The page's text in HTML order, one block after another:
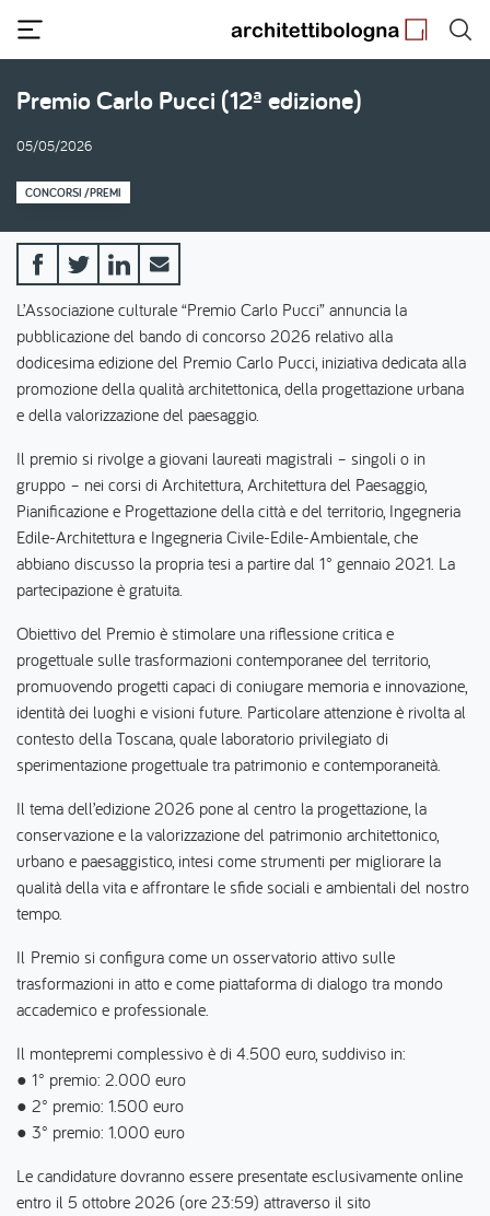
contenuto
principale
Premio Carlo Pucci (12ª edizione)
05/05/2026
CONCORSI /PREMI
L’Associazione culturale “Premio Carlo Pucci” annuncia la
pubblicazione del bando di concorso 2026 relativo alla
dodicesima edizione del Premio Carlo Pucci, iniziativa dedicata alla
promozione della qualità architettonica, della progettazione urbana
e della valorizzazione del paesaggio.
Il premio si rivolge a giovani laureati magistrali – singoli o in
gruppo – nei corsi di Architettura, Architettura del Paesaggio,
Pianificazione e Progettazione della città e del territorio, Ingegneria
Edile-Architettura e Ingegneria Civile-Edile-Ambientale, che
abbiano discusso la propria tesi a partire dal 1° gennaio 2021. La
partecipazione è gratuita.
Obiettivo del Premio è stimolare una riflessione critica e
progettuale sulle trasformazioni contemporanee del territorio,
promuovendo progetti capaci di coniugare memoria e innovazione,
identità dei luoghi e visioni future. Particolare attenzione è rivolta al
contesto della Toscana, quale laboratorio privilegiato di
sperimentazione progettuale tra patrimonio e contemporaneità.
Il tema dell’edizione 2026 pone al centro la progettazione, la
conservazione e la valorizzazione del patrimonio architettonico,
urbano e paesaggistico, intesi come strumenti per migliorare la
qualità della vita e affrontare le sfide sociali e ambientali del nostro
tempo.
Il Premio si configura come un osservatorio attivo sulle
trasformazioni in atto e come piattaforma di dialogo tra mondo
accademico e professionale.
Il montepremi complessivo è di 4.500 euro, suddiviso in:
● 1° premio: 2.000 euro
● 2° premio: 1.500 euro
● 3° premio: 1.000 euro
Le candidature dovranno essere presentate esclusivamente online
entro il 5 ottobre 2026 (ore 23:59) attraverso il sito